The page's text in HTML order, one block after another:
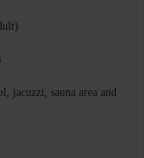
jacuzzi, sauna area and